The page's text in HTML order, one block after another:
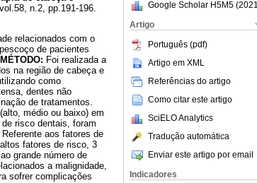
Google Scholar H5M5 (2021
Artigo
Português (pdf)
Artigo em XML
Referências do artigo
Como citar este artigo
SciELO Analytics
Tradução automática
Enviar este artigo por email
Indicadores
n.2, pp.191-196.
relacionados com o
de pacientes
MÉTODO: Foi realizada a
na região de cabeça e
como
dentes não
de tratamentos.
médio ou baixo) em
risco dentais, foram
aos fatores de
fatores de risco, 3
grande número de
a malignidade,
sofrer complicações